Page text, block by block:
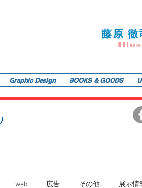
藤原 徹
Illus
Graphic Design BOOKS & GOODS
web 広告 その他 展示情